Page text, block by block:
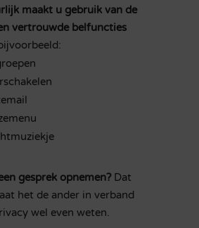
maakt u gebruik van de
vertrouwde belfuncties
gesprek opnemen?Dat
het de ander in verband
wel even weten.